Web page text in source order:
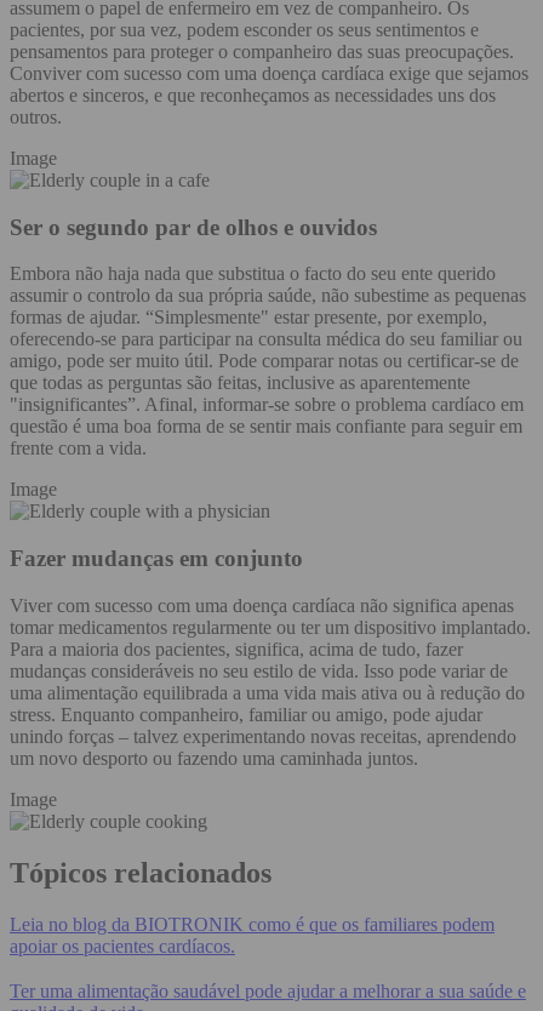
assumem o papel de enfermeiro em vez de companheiro. Os
pacientes, por sua vez, podem esconder os seus sentimentos e
pensamentos para proteger o companheiro das suas preocupações.
Conviver com sucesso com uma doença cardíaca exige que sejamos
abertos e sinceros, e que reconheçamos as necessidades uns dos
outros.
Image
Ser o segundo par de olhos e ouvidos
Embora não haja nada que substitua o facto do seu ente querido
assumir o controlo da sua própria saúde, não subestime as pequenas
formas de ajudar. “Simplesmente" estar presente, por exemplo,
oferecendo-se para participar na consulta médica do seu familiar ou
amigo, pode ser muito útil. Pode comparar notas ou certificar-se de
que todas as perguntas são feitas, inclusive as aparentemente
"insignificantes”. Afinal, informar-se sobre o problema cardíaco em
questão é uma boa forma de se sentir mais confiante para seguir em
frente com a vida.
Image
Fazer mudanças em conjunto
Viver com sucesso com uma doença cardíaca não significa apenas
tomar medicamentos regularmente ou ter um dispositivo implantado.
Para a maioria dos pacientes, significa, acima de tudo, fazer
mudanças consideráveis no seu estilo de vida. Isso pode variar de
uma alimentação equilibrada a uma vida mais ativa ou à redução do
stress. Enquanto companheiro, familiar ou amigo, pode ajudar
unindo forças – talvez experimentando novas receitas, aprendendo
um novo desporto ou fazendo uma caminhada juntos.
Image
Tópicos relacionados
Leia no blog da BIOTRONIK como é que os familiares podem
apoiar os pacientes cardíacos.
Ter uma alimentação saudável pode ajudar a melhorar a sua saúde e